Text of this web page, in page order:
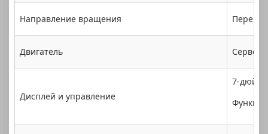
Направление вращения
Двигатель
Дисплей и управление
7-